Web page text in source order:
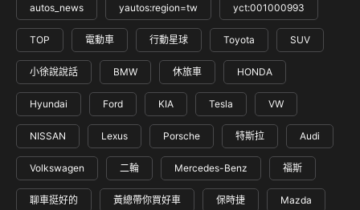
autos_news yautos:region=tw yct:001000993
TOP 電動車 行動星球 Toyota SUV
小徐說說話 BMW 休旅車 HONDA
Hyundai Ford KIA Tesla VW
NISSAN Lexus Porsche 特斯拉 Audi
Volkswagen 二輪 Mercedes-Benz 福斯
聊車挺好的 黃總帶你買好車 保時捷 Mazda